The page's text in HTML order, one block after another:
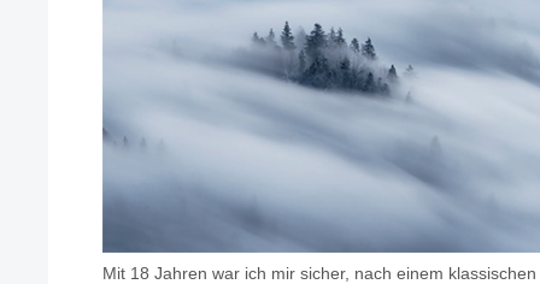
Mit 18 Jahren war ich mir sicher, nach einem